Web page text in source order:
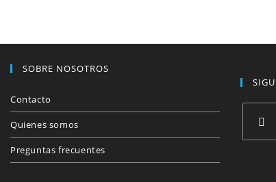
SOBRE NOSOTROS
Contacto
Quienes somos
Preguntas frecuentes